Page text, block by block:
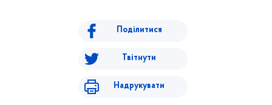
Поділитися
Твітнути
Надрукувати